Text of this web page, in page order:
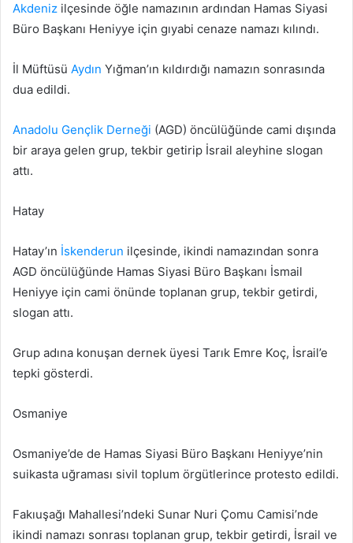
Akdeniz ilçesinde öğle namazının ardından Hamas Siyasi
Büro Başkanı Heniyye için gıyabi cenaze namazı kılındı.
İl Müftüsü Aydın Yığman’ın kıldırdığı namazın sonrasında
dua edildi.
Anadolu Gençlik Derneği (AGD) öncülüğünde cami dışında
bir araya gelen grup, tekbir getirip İsrail aleyhine slogan
attı.
Hatay
Hatay’ın İskenderun ilçesinde, ikindi namazından sonra
AGD öncülüğünde Hamas Siyasi Büro Başkanı İsmail
Heniyye için cami önünde toplanan grup, tekbir getirdi,
slogan attı.
Grup adına konuşan dernek üyesi Tarık Emre Koç, İsrail’e
tepki gösterdi.
Osmaniye
Osmaniye’de de Hamas Siyasi Büro Başkanı Heniyye’nin
suikasta uğraması sivil toplum örgütlerince protesto edildi.
Fakıuşağı Mahallesi’ndeki Sunar Nuri Çomu Camisi’nde
ikindi namazı sonrası toplanan grup, tekbir getirdi, İsrail ve